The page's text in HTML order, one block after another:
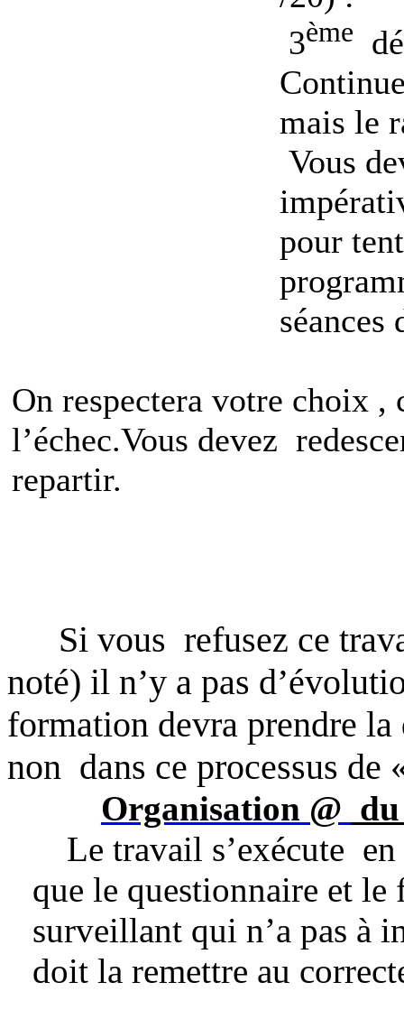
3ème
mais le
Vous
pour
séances
On respectera votre choix ,
l’échec.Vous devez
repartir.
Si vous refusez ce
noté) il n’y a pas
formation devra prendre
non dans ce processus
Organisation @
Le travail s’exécute
que le questionnaire et le
surveillant qui n’a pas à
doit la remettre au